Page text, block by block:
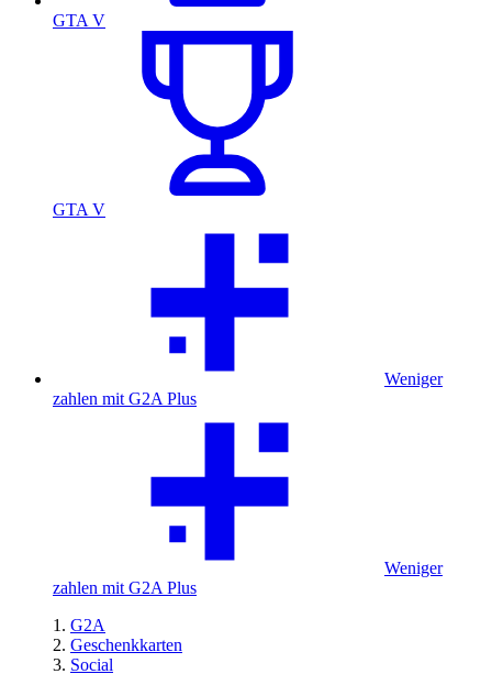
GTA V
GTA V
Weniger
zahlen mit G2A Plus
Weniger
zahlen mit G2A Plus
G2A
Geschenkkarten
Social